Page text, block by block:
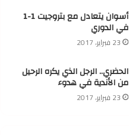
أسوان يتعادل مع بتروجيت 1-1
في الدوري
23 فبراير، 2017
الحضري.. الرجل الذي يكره الرحيل
من الأندية في هدوء
23 فبراير، 2017